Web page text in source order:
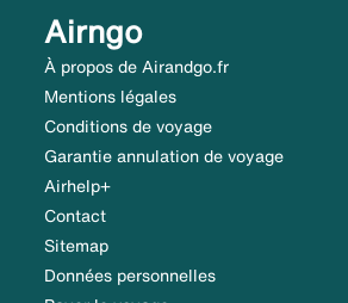
Airngo
À propos de Airandgo.fr
Mentions légales
Conditions de voyage
Garantie annulation de voyage
Airhelp+
Contact
Sitemap
Données personnelles